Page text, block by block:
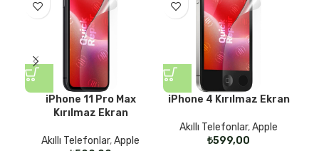
iPhone 11 Pro Max
Kırılmaz Ekran
Akıllı Telefonlar,Apple
iPhone 4 Kırılmaz Ekran
Akıllı Telefonlar,Apple
₺